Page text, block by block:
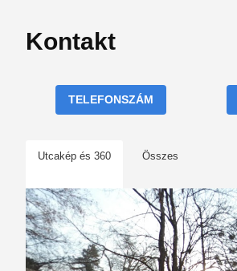
Kontakt
TELEFONSZÁM
Utcakép és 360 Összes